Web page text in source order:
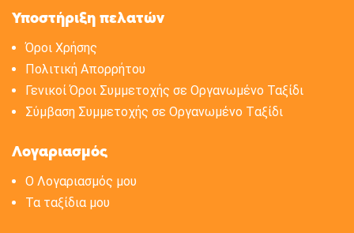
Υποστήριξη πελατών
Όροι Χρήσης
Πολιτική Aπορρήτου
Γενικοί Όροι Συμμετοχής σε Οργανωμένο Ταξίδι
Σύμβαση Συμμετοχής σε Oργανωμένο Tαξίδι
Λογαριασμός
Ο Λογαριασμός μου
Τα ταξίδια μου